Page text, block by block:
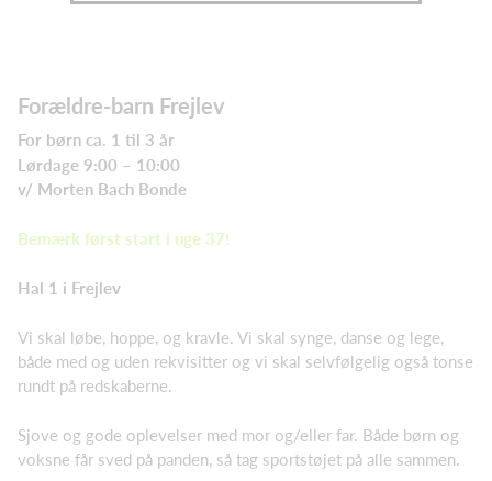
Forældre-barn Frejlev
For børn ca. 1 til 3 år
Lørdage 9:00 – 10:00
v/ Morten Bach Bonde
Bemærk først start i uge 37!
Hal 1 i Frejlev
Vi skal løbe, hoppe, og kravle. Vi skal synge, danse og lege,
både med og uden rekvisitter og vi skal selvfølgelig også tonse
rundt på redskaberne.
Sjove og gode oplevelser med mor og/eller far. Både børn og
voksne får sved på panden, så tag sportstøjet på alle sammen.